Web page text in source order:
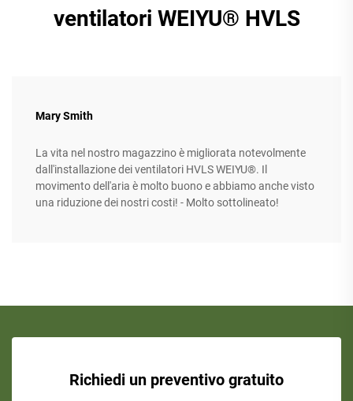
ventilatori WEIYU® HVLS
Mary Smith
La vita nel nostro magazzino è migliorata notevolmente
dall'installazione dei ventilatori HVLS WEIYU®. Il
movimento dell'aria è molto buono e abbiamo anche visto
una riduzione dei nostri costi! - Molto sottolineato!
Richiedi un preventivo gratuito